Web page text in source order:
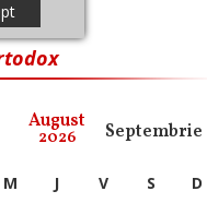
August
2026 Septembrie
M J V S
D